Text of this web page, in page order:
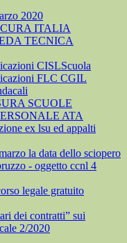
2020
ITALIA
TECNICA
CISLScuola
FLC CGIL
SCUOLE
ATA
ex lsu ed appalti
la data dello sciopero
- oggetto ccnl 4
legale gratuito
dei contratti” sui
2/2020